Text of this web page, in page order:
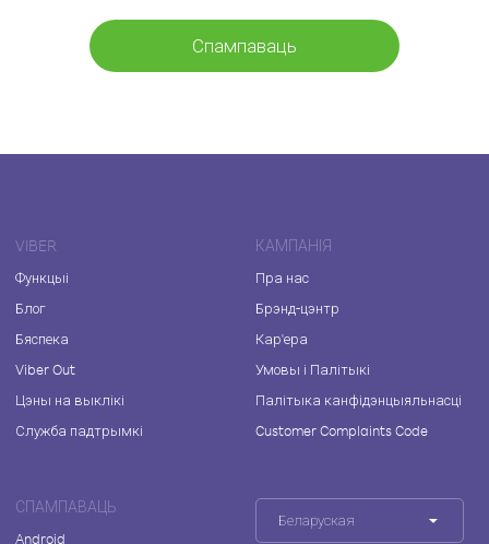
Спампаваць
VIBER
Функцыі
Блог
Бяспека
Viber Out
Цэны на выклікі
Служба падтрымкі
КАМПАНІЯ
Пра нас
Брэнд-цэнтр
Кар'ера
Умовы і Палітыкі
Палітыка канфідэнцыяльнасці
Customer Complaints Code
СПАМПАВАЦЬ
Android
Беларуская